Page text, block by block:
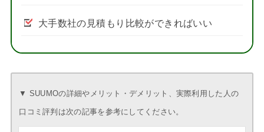
大手数社の見積もり比較ができればいい
▼ SUUMOの詳細やメリット・デメリット、実際利用した人の
口コミ評判は次の記事を参考にしてください。